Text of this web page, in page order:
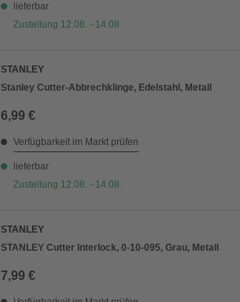
lieferbar
Zustellung 12.08. - 14.08.
STANLEY
Stanley Cutter-Abbrechklinge, Edelstahl, Metall
6,99 €
Verfügbarkeit im Markt prüfen
lieferbar
Zustellung 12.08. - 14.08.
STANLEY
STANLEY Cutter Interlock, 0-10-095, Grau, Metall
7,99 €